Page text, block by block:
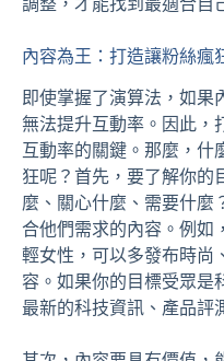
內容為王：打造讓粉絲瘋
即使掌握了演算法，如果
無法提升互動率。因此，
互動率的關鍵。那麼，什
狂呢？首先，要了解你的
麼、關心什麼、需要什麼
合他們需求的內容。例如
輕女性，可以多發布時尚
容。如果你的目標受眾是
最新的科技資訊、產品評